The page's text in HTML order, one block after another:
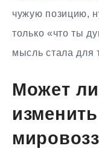
чужую позицию,
только «что ты
мысль стала для
Может